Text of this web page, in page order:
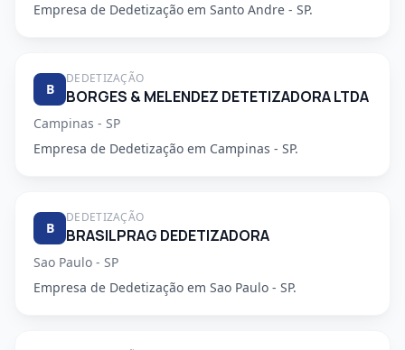
Empresa de Dedetização em Santo Andre - SP.
B
DEDETIZAÇÃO
BORGES & MELENDEZ DETETIZADORA LTDA
Campinas - SP
Empresa de Dedetização em Campinas - SP.
B
DEDETIZAÇÃO
BRASILPRAG DEDETIZADORA
Sao Paulo - SP
Empresa de Dedetização em Sao Paulo - SP.